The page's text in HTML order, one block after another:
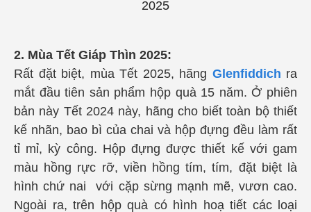
2025
2. Mùa Tết Giáp Thìn 2025:
Rất đặt biệt, mùa Tết 2025, hãng Glenfiddich ra
mắt đầu tiên sản phẩm hộp quà 15 năm. Ở phiên
bản này Tết 2024 này, hãng cho biết toàn bộ thiết
kế nhãn, bao bì của chai và hộp đựng đều làm rất
tỉ mỉ, kỳ công. Hộp đựng được thiết kế với gam
màu hồng rực rỡ, viền hồng tím, tím, đặt biệt là
hình chứ nai với cặp sừng mạnh mẽ, vươn cao.
Ngoài ra, trên hộp quà có hình hoạ tiết các loại